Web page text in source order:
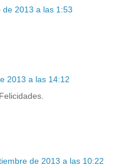
de 2013 a las 1:53
2013 a las 14:12
de 2013 a las 10:22